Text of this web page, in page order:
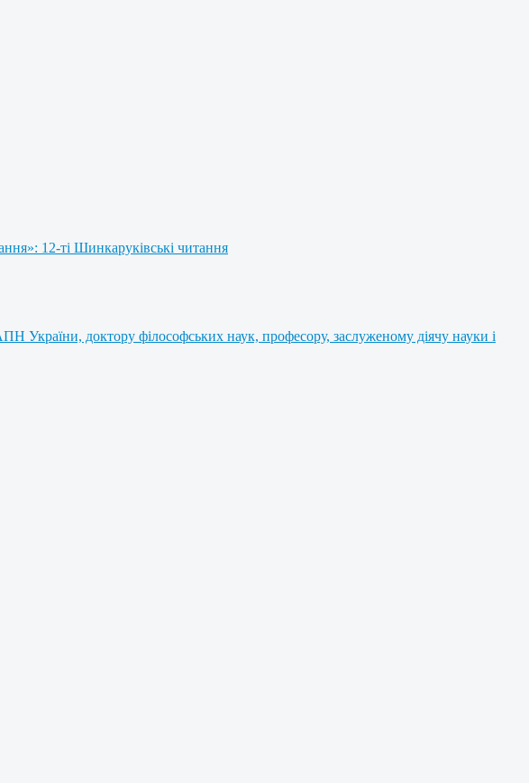
12-ті Шинкаруківські читання
України, доктору філософських наук, професору, заслуженому діячу науки і